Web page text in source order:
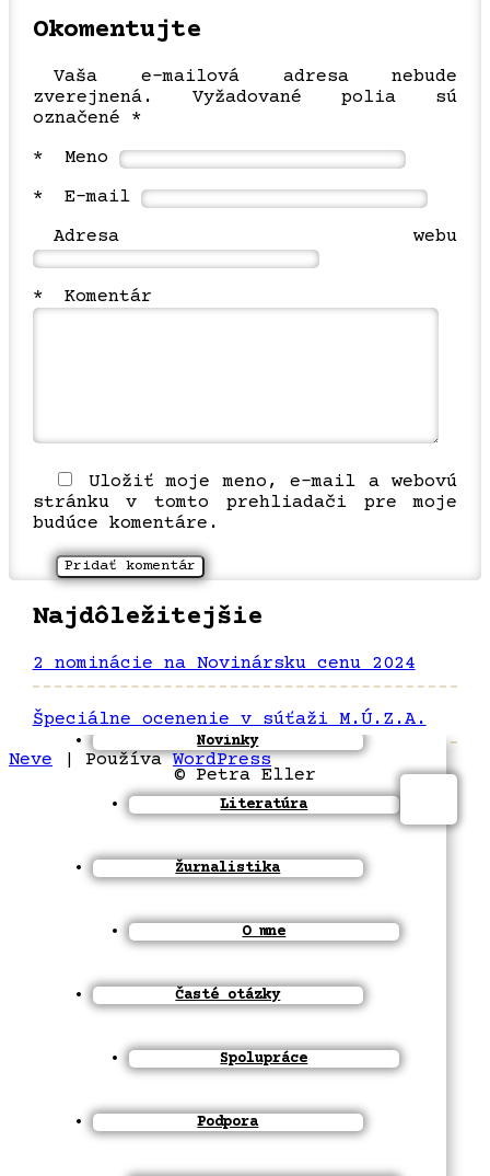
Vaša e-mailová adresa nebude
zverejnená.
Vyžadované polia sú
označené *
Meno
*
E-mail
*
Adresa webu
Komentár
*
Uložiť moje meno, e-mail a webovú
stránku v tomto prehliadači pre moje
budúce komentáre.
Najdôležitejšie
2 nominácie na Novinársku cenu 2024
Špeciálne ocenenie v súťaži M.Ú.Z.A.
© Petra Eller
Neve | PoužívaWordPress
Novinky
Literatúra
Žurnalistika
O mne
Časté otázky
Spolupráce
Podpora